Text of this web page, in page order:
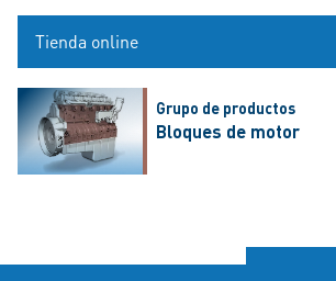
Tienda online
Grupo de productos
Bloques de motor